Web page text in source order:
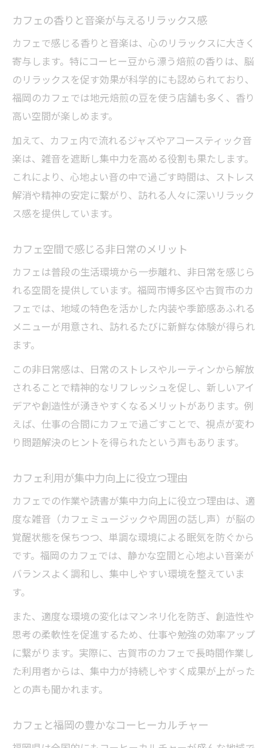
静かなカフェ空間が心に与える効果とは
カフェ利用で気分転換を図る実践例
カフェを利用する理由とそのメリット
カフェを選ぶ人が増える理由を分析
カフェのメリットで日常が豊かになる
カフェ利用の社会的メリットを考える
カフェで過ごす時間がもたらす効果とは
地域カフェを利用する利点と活用法
人気のスイーツカフェで自分にご褒美を
スイーツカフェで癒しのカフェタイムを
女子会や一人時間に最適なカフェ選び
人気カフェのスイーツで日々のご褒美を
カフェの香りと音楽が与えるリラックス感
カフェで感じる香りと音楽は、心のリラックスに大きく
寄与します。特にコーヒー豆から漂う焙煎の香りは、脳
のリラックスを促す効果が科学的にも認められており、
福岡のカフェでは地元焙煎の豆を使う店舗も多く、香り
高い空間が楽しめます。
加えて、カフェ内で流れるジャズやアコースティック音
楽は、雑音を遮断し集中力を高める役割も果たします。
これにより、心地よい音の中で過ごす時間は、ストレス
解消や精神の安定に繋がり、訪れる人々に深いリラック
ス感を提供しています。
カフェ空間で感じる非日常のメリット
カフェは普段の生活環境から一歩離れ、非日常を感じら
れる空間を提供しています。福岡市博多区や古賀市のカ
フェでは、地域の特色を活かした内装や季節感あふれる
メニューが用意され、訪れるたびに新鮮な体験が得られ
ます。
この非日常感は、日常のストレスやルーティンから解放
されることで精神的なリフレッシュを促し、新しいアイ
デアや創造性が湧きやすくなるメリットがあります。例
えば、仕事の合間にカフェで過ごすことで、視点が変わ
り問題解決のヒントを得られたという声もあります。
カフェ利用が集中力向上に役立つ理由
カフェでの作業や読書が集中力向上に役立つ理由は、適
度な雑音（カフェミュージックや周囲の話し声）が脳の
覚醒状態を保ちつつ、単調な環境による眠気を防ぐから
です。福岡のカフェでは、静かな空間と心地よい音楽が
バランスよく調和し、集中しやすい環境を整えていま
す。
また、適度な環境の変化はマンネリ化を防ぎ、創造性や
思考の柔軟性を促進するため、仕事や勉強の効率アップ
に繋がります。実際に、古賀市のカフェで長時間作業し
た利用者からは、集中力が持続しやすく成果が上がった
との声も聞かれます。
カフェと福岡の豊かなコーヒーカルチャー